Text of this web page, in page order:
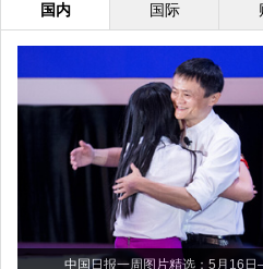
国内 国际
中国日报一周图片精选：5月16日